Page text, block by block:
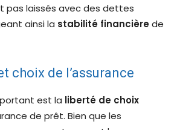
pas laissés avec des dettes
ainsi la stabilité financièrede
choix de l’assurance
est la liberté de choix
de prêt. Bien que les